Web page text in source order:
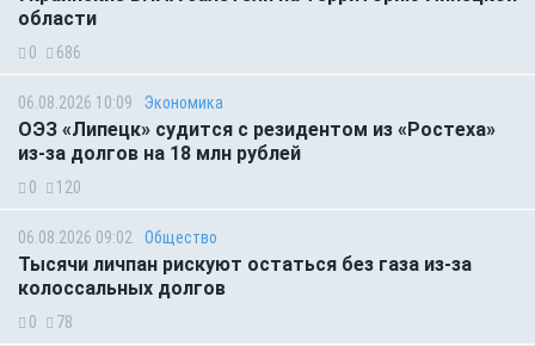
области
0 686
06.08.2026 10:09 Экономика
ОЭЗ «Липецк» судится с резидентом из «Ростеха»
из-за долгов на 18 млн рублей
0 120
06.08.2026 09:02 Общество
Тысячи личпан рискуют остаться без газа из-за
колоссальных долгов
0 78